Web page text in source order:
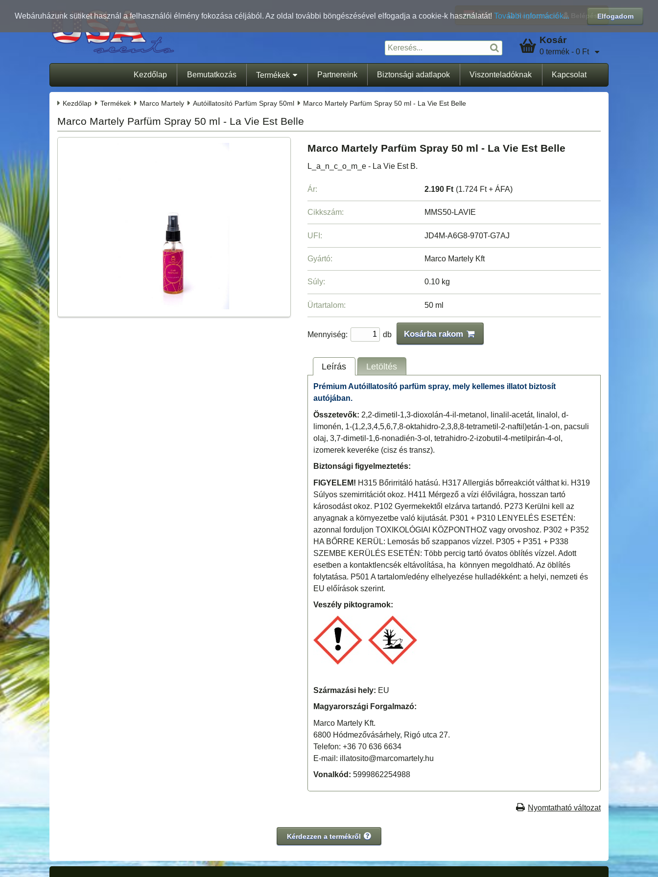
Elfogadom
Webáruházunk sütiket használ a felhasználói élmény fokozása céljából. Az oldal további böngészésével elfogadja a cookie-k használatát! További információk...
Regisztráció Belépés
Kosár
0 termék - 0 Ft
Kezdőlap Bemutatkozás Termékek Partnereink Biztonsági adatlapok Viszonteladóknak Kapcsolat
Kezdőlap Termékek Marco Martely Autóillatosító Parfüm Spray 50ml Marco Martely Parfüm Spray 50 ml - La Vie Est Belle
Marco Martely Parfüm Spray 50 ml - La Vie Est Belle
Marco Martely Parfüm Spray 50 ml - La Vie Est Belle
L_a_n_c_o_m_e - La Vie Est B.
Ár: 2.190 Ft (1.724 Ft + ÁFA)
Cikkszám: MMS50-LAVIE
UFI: JD4M-A6G8-970T-G7AJ
Gyártó: Marco Martely Kft
Súly: 0.10 kg
Ürtartalom: 50 ml
Mennyiség: db Kosárba rakom
Leírás Letöltés
Prémium Autóillatosító parfüm spray, mely kellemes illatot biztosít
autójában.
Összetevők: 2,2-dimetil-1,3-dioxolán-4-il-metanol, linalil-acetát, linalol, d-
limonén, 1-(1,2,3,4,5,6,7,8-oktahidro-2,3,8,8-tetrametil-2-naftil)etán-1-on, pacsuli
olaj, 3,7-dimetil-1,6-nonadién-3-ol, tetrahidro-2-izobutil-4-metilpirán-4-ol,
izomerek keveréke (cisz és transz).
Biztonsági figyelmeztetés:
FIGYELEM! H315 Bőrirritáló hatású. H317 Allergiás bőrreakciót válthat ki. H319
Súlyos szemirritációt okoz. H411 Mérgező a vízi élővilágra, hosszan tartó
károsodást okoz. P102 Gyermekektől elzárva tartandó. P273 Kerülni kell az
anyagnak a környezetbe való kijutását. P301 + P310 LENYELÉS ESETÉN:
azonnal forduljon TOXIKOLÓGIAI KÖZPONTHOZ vagy orvoshoz. P302 + P352
HA BŐRRE KERÜL: Lemosás bő szappanos vízzel. P305 + P351 + P338
SZEMBE KERÜLÉS ESETÉN: Több percig tartó óvatos öblítés vízzel. Adott
esetben a kontaktlencsék eltávolítása, ha könnyen megoldható. Az öblítés
folytatása. P501 A tartalom/edény elhelyezése hulladékként: a helyi, nemzeti és
EU előírások szerint.
Veszély piktogramok:
Származási hely: EU
Magyarországi Forgalmazó:
Marco Martely Kft.
6800 Hódmezővásárhely, Rigó utca 27.
Telefon: +36 70 636 6634
E-mail: illatosito@marcomartely.hu
Vonalkód: 5999862254988
Nyomtatható változat
Kérdezzen a termékről